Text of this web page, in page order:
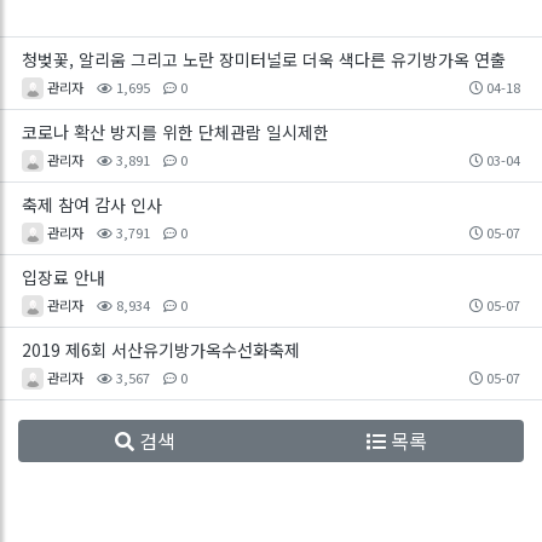
청벚꽃, 알리움 그리고 노란 장미터널로 더욱 색다른 유기방가옥 연출
관리자 1,695 0 04-18
코로나 확산 방지를 위한 단체관람 일시제한
관리자 3,891 0 03-04
축제 참여 감사 인사
관리자 3,791 0 05-07
입장료 안내
관리자 8,934 0 05-07
2019 제6회 서산유기방가옥수선화축제
관리자 3,567 0 05-07
검색 목록